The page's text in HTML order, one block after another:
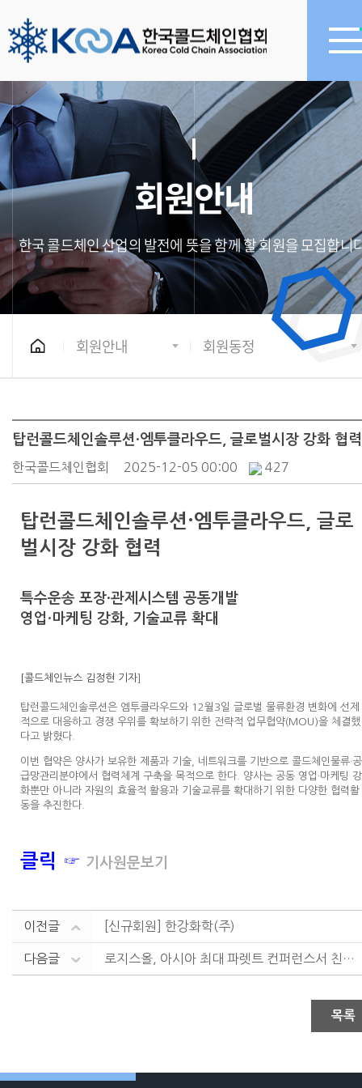
회원안내
한국 콜드체인 산업의 발전에 뜻을 함께 할 회원을 모집합니
회원안내 회원동정
탑런콜드체인솔루션·엠투클라우드, 글로벌시장 강화 협력
한국콜드체인협회 2025-12-05 00:00 427
탑런콜드체인솔루션·엠투클라우드, 글로
벌시장 강화 협력
특수운송 포장·관제시스템 공동개발
영업·마케팅 강화, 기술교류 확대
[콜드체인뉴스 김정현 기자]
탑런콜드체인솔루션은 엠투클라우드와 12월3일 글로벌 물류환경 변화에 선제
적으로 대응하고 경쟁 우위를 확보하기 위한 전략적 업무협약(MOU)을 체결했
다고 밝혔다.
이번 협약은 양사가 보유한 제품과 기술, 네트워크를 기반으로 콜드체인물류·공
급망관리분야에서 협력체계 구축을 목적으로 한다. 양사는 공동 영업·마케팅 강
화뿐만 아니라 자원의 효율적 활용과 기술교류를 확대하기 위한 다양한 협력활
동을 추진한다.
클릭 ☞ 기사원문보기
이전글 [신규회원] 한강화학(주)
다음글 로지스올, 아시아 최대 파렛트 컨퍼런스서 친환경 물류 ....
목록